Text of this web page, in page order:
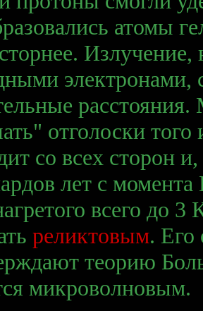
атомы
электронами,
отголоски
со всех сторон
лет с момента
всего до
реликтовым. Его
теорию
микроволновым.